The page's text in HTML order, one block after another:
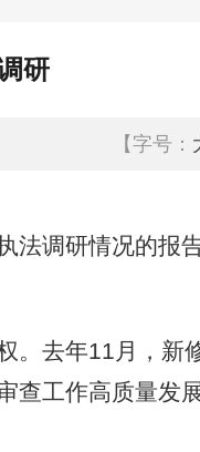
研
【字号：
调研情况的报
去年11月，新
查工作高质量发